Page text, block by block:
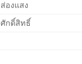
ส่องแสง
ศักดิ์สิทธิ์